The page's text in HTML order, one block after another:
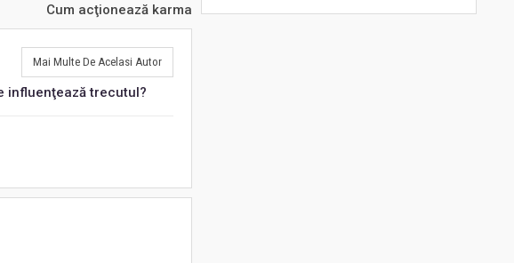
Cum acţionează karma
Mai Multe De Acelasi Autor
influenţează trecutul?